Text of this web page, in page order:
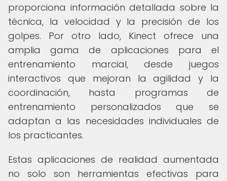
proporciona información detallada sobre la
técnica, la velocidad y la precisión de los
golpes. Por otro lado, Kinect ofrece una
amplia gama de aplicaciones para el
entrenamiento marcial, desde juegos
interactivos que mejoran la agilidad y la
coordinación, hasta programas de
entrenamiento personalizados que se
adaptan a las necesidades individuales de
los practicantes.
Estas aplicaciones de realidad aumentada
no solo son herramientas efectivas para